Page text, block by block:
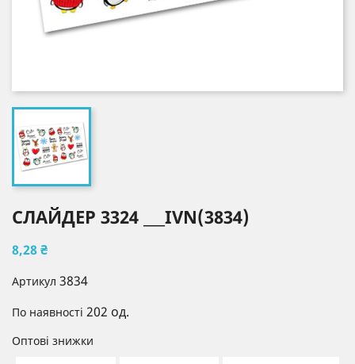
СЛАЙДЕР 3324 ___IVN(3834)
8,28 ₴
Артикул 3834
По наявності 202 од.
Оптові знижки